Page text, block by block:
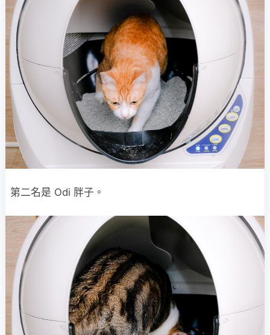
第二名是 Odi 胖子。